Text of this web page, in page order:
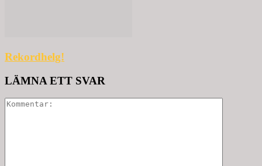
Rekordhelg!
LÄMNA ETT SVAR